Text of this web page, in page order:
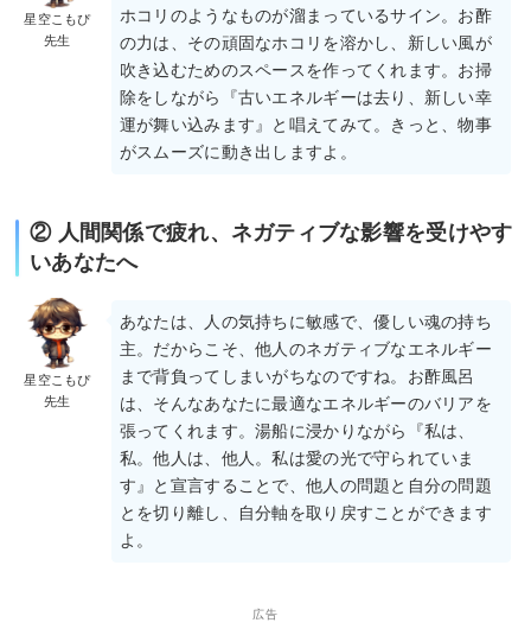
星空こもぴ
先生
ホコリのようなものが溜まっているサイン。お酢
の力は、その頑固なホコリを溶かし、新しい風が
吹き込むためのスペースを作ってくれます。お掃
除をしながら『古いエネルギーは去り、新しい幸
運が舞い込みます』と唱えてみて。きっと、物事
がスムーズに動き出しますよ。
② 人間関係で疲れ、ネガティブな影響を受けやす
いあなたへ
星空こもぴ
先生
あなたは、人の気持ちに敏感で、優しい魂の持ち
主。だからこそ、他人のネガティブなエネルギー
まで背負ってしまいがちなのですね。お酢風呂
は、そんなあなたに最適なエネルギーのバリアを
張ってくれます。湯船に浸かりながら『私は、
私。他人は、他人。私は愛の光で守られていま
す』と宣言することで、他人の問題と自分の問題
とを切り離し、自分軸を取り戻すことができます
よ。
広告